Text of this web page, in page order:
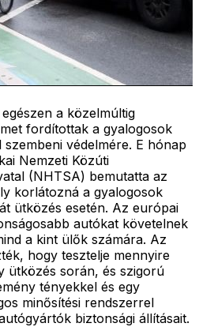
a közelmúltig
fordítottak a gyalogosok
védelmére. E hónap
Nemzeti Közúti
(NHTSA) bemutatta az
korlátozná a gyalogosok
ütközés esetén. Az európai
autókat követelnek
a kint ülők számára. Az
hogy tesztelje mennyire
ütközés során, és szigorú
tényekkel és egy
minősítési rendszerrel
biztonsági állításait.